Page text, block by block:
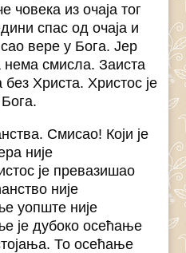
човека из очаја тог
спас од очаја и
вере у Бога. Јер
нема смисла. Заиста
Христа. Христос је
Смисао! Који је
није
је превазишао
није
уопште није
је дубоко осећање
То осећање